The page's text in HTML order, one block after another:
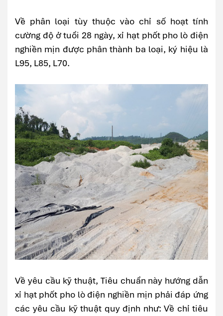
Về phân loại tùy thuộc vào chỉ số hoạt tính
cường độ ở tuổi 28 ngày, xỉ hạt phốt pho lò điện
nghiền mịn được phân thành ba loại, ký hiệu là
L95, L85, L70.
Về yêu cầu kỹ thuật, Tiêu chuẩn này hướng dẫn
xỉ hạt phốt pho lò điện nghiền mịn phải đáp ứng
các yêu cầu kỹ thuật quy định như: Về chỉ tiêu